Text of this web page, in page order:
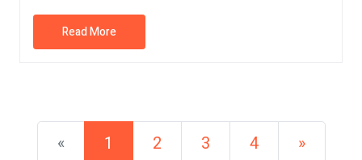
Read More
« 1 2 3 4 »